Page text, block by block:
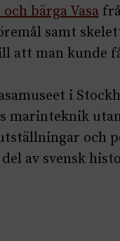
bärga Vasa
samt
att man kunde
i
marinteknik
och
av svensk